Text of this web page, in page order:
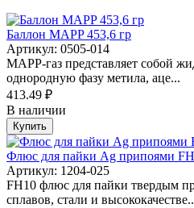
Баллон MAPP 453,6 гр
Артикул: 0505-014
МАРР-газ представляет собой
однородную фазу метила, аце...
413.49 ₽
В наличии
Купить
Флюс для пайки Ag припоями
Артикул: 1204-025
FH10 флюс для пайки твердым
сплавов, стали и